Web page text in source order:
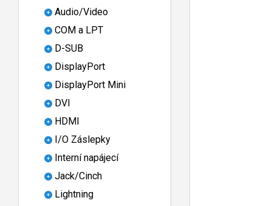
Audio/Video
COM a LPT
D-SUB
DisplayPort
DisplayPort Mini
DVI
HDMI
I/O Záslepky
Interní napájecí
Jack/Cinch
Lightning